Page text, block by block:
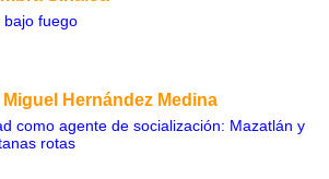
bajo fuego
Hernández Medina
como agente de socialización: Mazatlán y
rotas